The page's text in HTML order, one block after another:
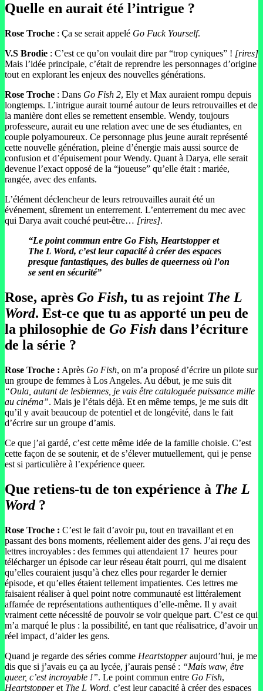
Quelle en aurait été l’intrigue ?
Rose Troche : Ça se serait appelé Go Fuck Yourself.
V.S Brodie : C’est ce qu’on voulait dire par “trop cyniques” ! [rires]
Mais l’idée principale, c’était de reprendre les personnages d’origine
tout en explorant les enjeux des nouvelles générations.
Rose Troche : Dans Go Fish 2, Ely et Max auraient rompu depuis
longtemps. L’intrigue aurait tourné autour de leurs retrouvailles et de
la manière dont elles se remettent ensemble. Wendy, toujours
professeure, aurait eu une relation avec une de ses étudiantes, en
couple polyamoureux. Ce personnage plus jeune aurait représenté
cette nouvelle génération, pleine d’énergie mais aussi source de
confusion et d’épuisement pour Wendy. Quant à Darya, elle serait
devenue l’exact opposé de la “joueuse” qu’elle était : mariée,
rangée, avec des enfants.
L’élément déclencheur de leurs retrouvailles aurait été un
événement, sûrement un enterrement. L’enterrement du mec avec
qui Darya avait couché peut-être… [rires].
“Le point commun entre Go Fish, Heartstopper et
The L Word, c’est leur capacité à créer des espaces
presque fantastiques, des bulles de queerness où l’on
se sent en sécurité”
Rose, après Go Fish, tu as rejoint The L
Word. Est-ce que tu as apporté un peu de
la philosophie de Go Fish dans l’écriture
de la série ?
Rose Troche : Après Go Fish, on m’a proposé d’écrire un pilote sur
un groupe de femmes à Los Angeles. Au début, je me suis dit
“Oula, autant de lesbiennes, je vais être cataloguée puissance mille
au cinéma”. Mais je l’étais déjà. Et en même temps, je me suis dit
qu’il y avait beaucoup de potentiel et de longévité, dans le fait
d’écrire sur un groupe d’amis.
Ce que j’ai gardé, c’est cette même idée de la famille choisie. C’est
cette façon de se soutenir, et de s’élever mutuellement, qui je pense
est si particulière à l’expérience queer.
Que retiens-tu de ton expérience à The L
Word ?
Rose Troche : C’est le fait d’avoir pu, tout en travaillant et en
passant des bons moments, réellement aider des gens. J’ai reçu des
lettres incroyables : des femmes qui attendaient 17 heures pour
télécharger un épisode car leur réseau était pourri, qui me disaient
qu’elles couraient jusqu’à chez elles pour regarder le dernier
épisode, et qu’elles étaient tellement impatientes. Ces lettres me
faisaient réaliser à quel point notre communauté est littéralement
affamée de représentations authentiques d’elle-même. Il y avait
vraiment cette nécessité de pouvoir se voir quelque part. C’est ce qui
m’a marqué le plus : la possibilité, en tant que réalisatrice, d’avoir un
réel impact, d’aider les gens.
Quand je regarde des séries comme Heartstopperaujourd’hui, je me
dis que si j’avais eu ça au lycée, j’aurais pensé : “Mais waw, être
queer, c’est incroyable !”. Le point commun entre Go Fish,
Heartstopperet The L Word, c’est leur capacité à créer des espaces